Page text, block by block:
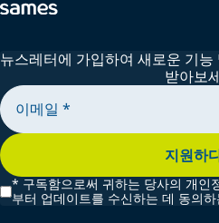
뉴스레터에 가입하여 새로운 기
받아보
지원하
* 구독함으로써 귀하는 당사의 개인
부터 업데이트를 수신하는 데 동의